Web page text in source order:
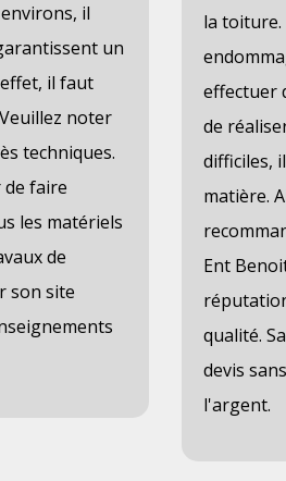
il
un
il faut
noter
techniques.
faire
les matériels
de
son site
la toiture.
effectuer
de
difficiles,
matière.
Ent
qualité.
devis
l'argent.